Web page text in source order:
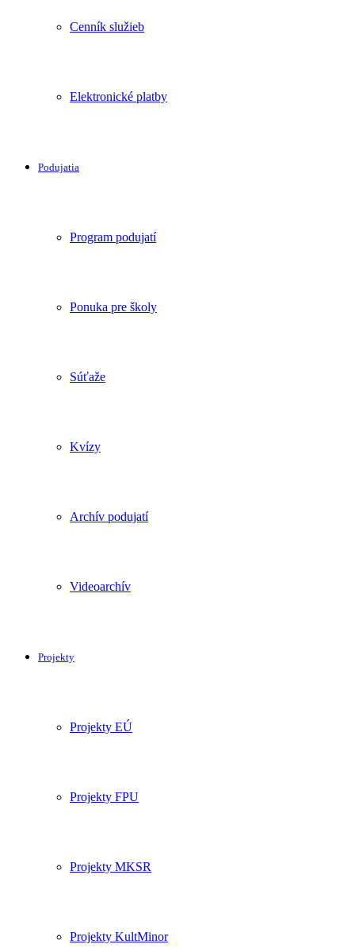
Cenník služieb
Elektronické platby
Podujatia
Program podujatí
Ponuka pre školy
Súťaže
Kvízy
Archív podujatí
Videoarchív
Projekty
Projekty EÚ
Projekty FPU
Projekty MKSR
Projekty KultMinor